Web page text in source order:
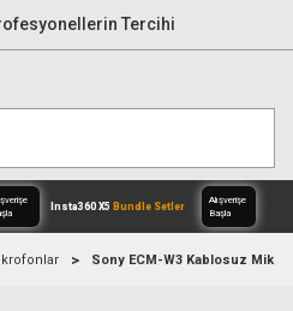
Tercihi
Sony ECM-W3 Kablosuz